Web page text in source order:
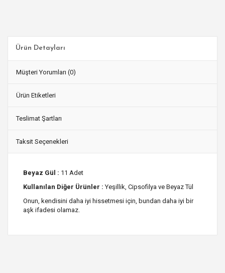
Ürün Detayları
Müşteri Yorumları (0)
Ürün Etiketleri
Teslimat Şartları
Taksit Seçenekleri
Beyaz Gül : 11 Adet
Kullanılan Diğer Ürünler : Yeşillik, Cipsofilya ve Beyaz Tül
Onun, kendisini daha iyi hissetmesi için, bundan daha iyi bir
aşk ifadesi olamaz.